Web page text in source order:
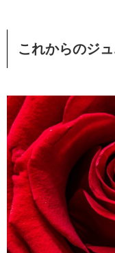
これからのジ